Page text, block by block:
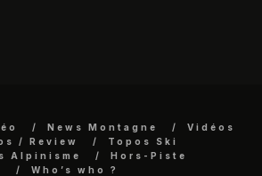
News Montagne
Vidéos
/ Review
Topos Ski
Alpinisme
Hors-Piste
Who’s who ?